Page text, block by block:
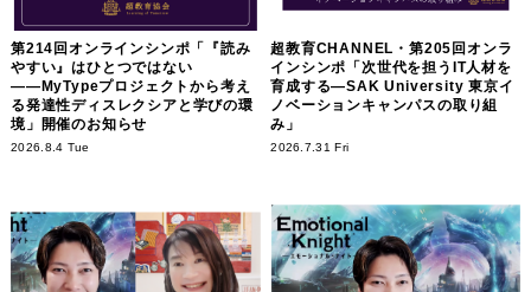
第214回オンラインシンポ「『読み
やすい』はひとつではない
――MyTypeプロジェクトから考え
る発達性ディスレクシアと学びの環
境」開催のお知らせ
2026.8.4 Tue
超教育CHANNEL・第205回オンラ
インシンポ「次世代を担うIT人材を
育成する―SAK University 東京イ
ノベーションキャンパスの取り組
み」
2026.7.31 Fri